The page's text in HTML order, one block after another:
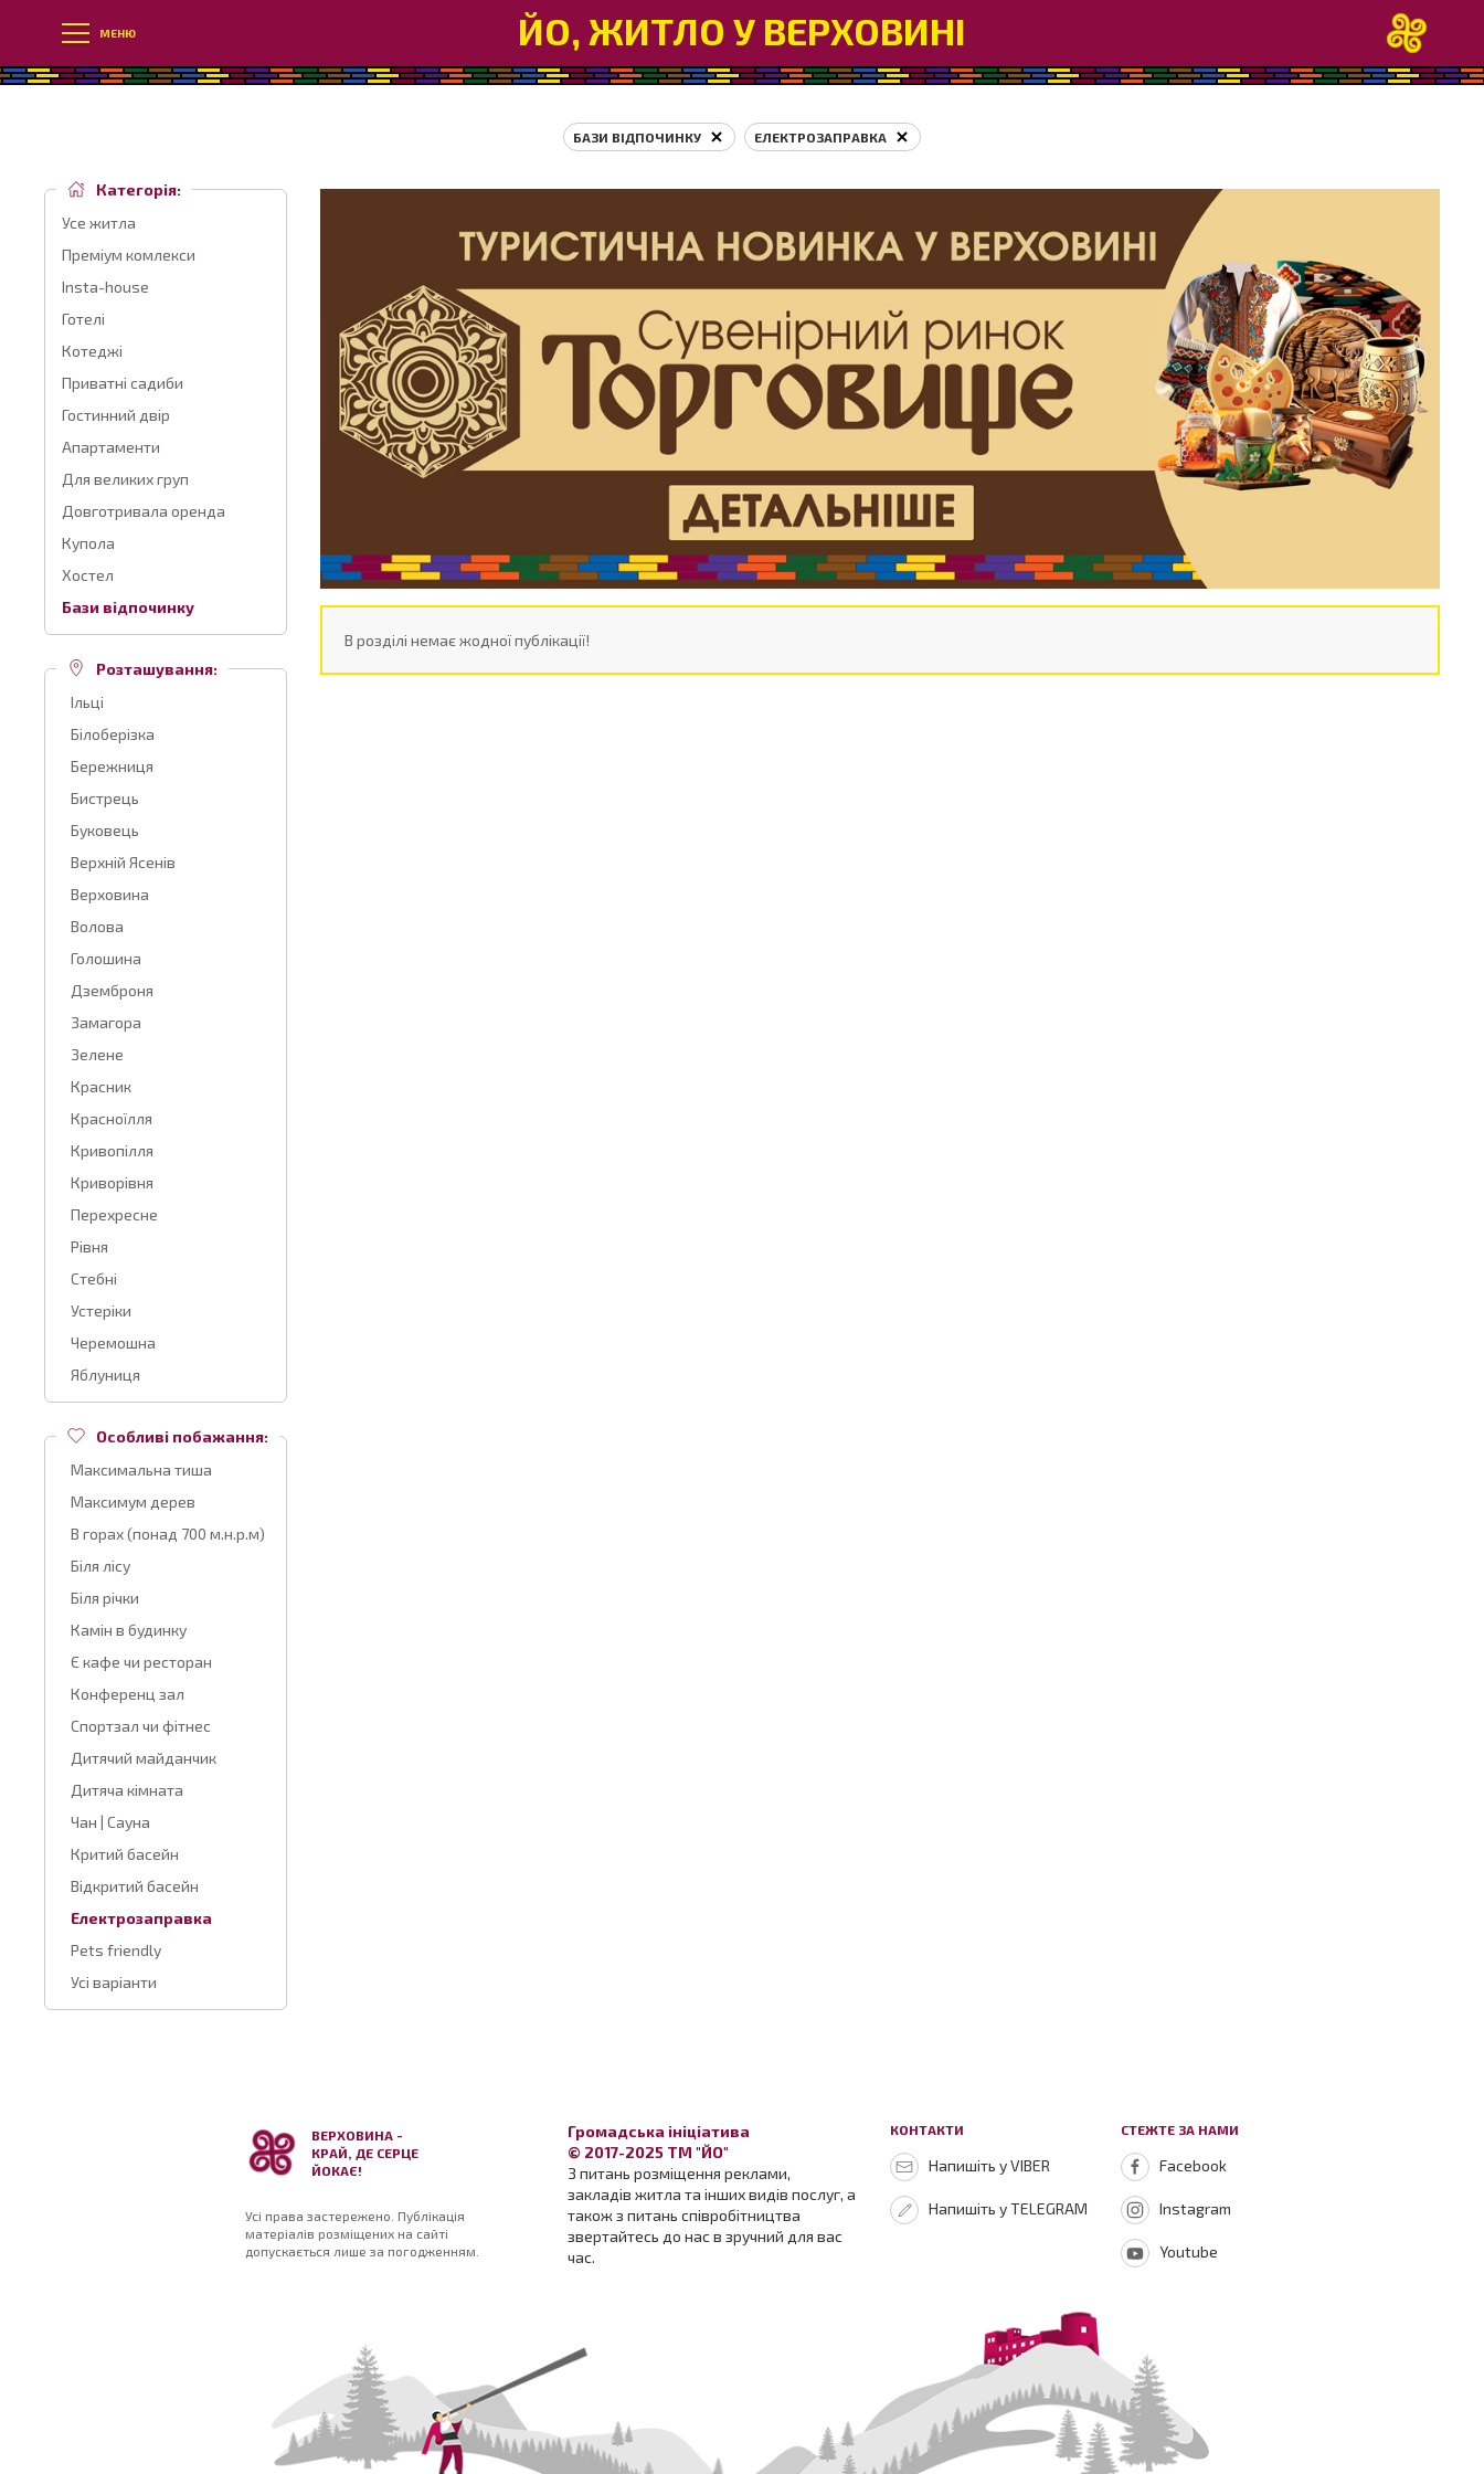
МЕНЮ ЙО, ЖИТЛО У ВЕРХОВИНІ
БАЗИ ВІДПОЧИНКУ ЕЛЕКТРОЗАПРАВКА
Категорія:
Усе житла
Преміум комлекси
Insta-house
Готелі
Котеджі
Приватні садиби
Гостинний двір
Апартаменти
Для великих груп
Довготривала оренда
Купола
Хостел
Бази відпочинку
Розташування:
Ільці
Білоберізка
Бережниця
Бистрець
Буковець
Верхній Ясенів
Верховина
Волова
Голошина
Дземброня
Замагора
Зелене
Красник
Красноїлля
Кривопілля
Криворівня
Перехресне
Рівня
Стебні
Устеріки
Черемошна
Яблуниця
Особливі побажання:
Максимальна тиша
Максимум дерев
В горах (понад 700 м.н.р.м)
Біля лісу
Біля річки
Камін в будинку
Є кафе чи ресторан
Конференц зал
Спортзал чи фітнес
Дитячий майданчик
Дитяча кімната
Чан | Сауна
Критий басейн
Відкритий басейн
Електрозаправка
Pets friendly
Усі варіанти
В розділі немає жодної публікації!
ВЕРХОВИНА -
КРАЙ, ДЕ СЕРЦЕ
ЙОКАЄ!
Усі права застережено. Публікація
матеріалів розміщених на сайті
допускається лише за погодженням.
Громадська ініціатива
© 2017-2025 ТМ "ЙО"
З питань розміщення реклами,
закладів житла та інших видів послуг, а
також з питань співробітництва
звертайтесь до нас в зручний для вас
час.
КОНТАКТИ
Напишіть у VIBER
Напишіть у TELEGRAM
СТЕЖТЕ ЗА НАМИ
Facebook
Instagram
Youtube